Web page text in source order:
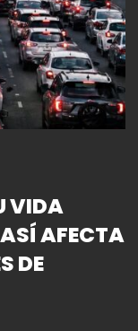
VIDA
ASÍ AFECTA
DE